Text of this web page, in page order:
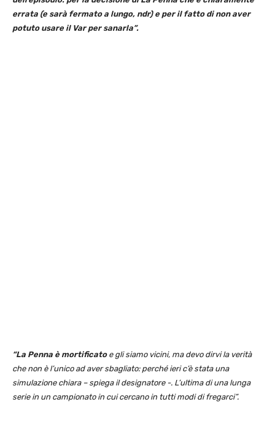
errata (e sarà fermato a lungo, ndr) e per il fatto di non aver
potuto usare il Var per sanarla”.
“La Penna è mortificatoe gli siamo vicini, ma devo dirvi la verità
che non è l’unico ad aver sbagliato: perché ieri c’è stata una
simulazione chiara – spiega il designatore -. L’ultima di una lunga
serie in un campionato in cui cercano in tutti modi di fregarci”.